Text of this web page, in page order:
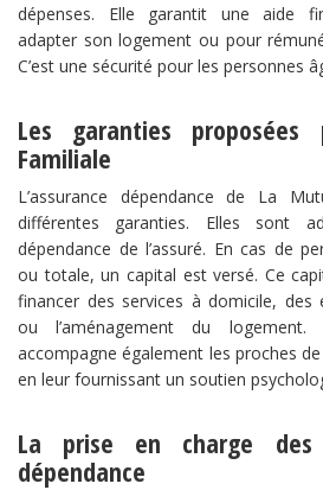
dépenses. Elle garantit une aide
adapter son logement ou pour
C’est une sécurité pour les personnes
Les garanties
Familiale
L’assurance dépendance de La
différentes garanties. Elles sont
dépendance de l’assuré. En cas de
ou totale, un capital est versé. Ce
financer des services à domicile, des
ou l’aménagement du logement.
accompagne également les proches
en leur fournissant un soutien
La prise en charge
dépendance